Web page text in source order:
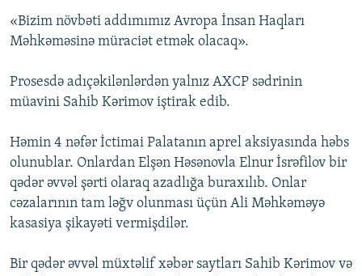
«Bizim növbəti addımımız Avropa İnsan Haqları
Məhkəməsinə müraciət etmək olacaq».
Prosesdə adıçəkilənlərdən yalnız AXCP sədrinin
müavini Sahib Kərimov iştirak edib.
Həmin 4 nəfər İctimai Palatanın aprel aksiyasında həbs
olunublar. Onlardan Elşən Həsənovla Elnur İsrəfilov bir
qədər əvvəl şərti olaraq azadlığa buraxılıb. Onlar
cəzalarının tam ləğv olunması üçün Ali Məhkəməyə
kasasiya şikayəti vermişdilər.
Bir qədər əvvəl müxtəlif xəbər saytları Sahib Kərimov və